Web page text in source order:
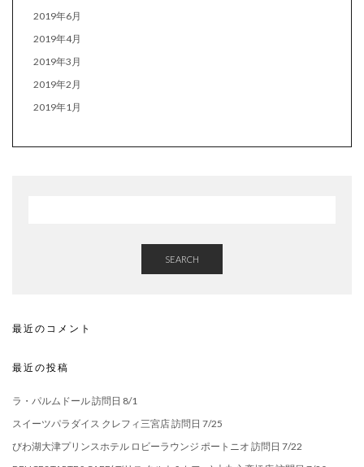
2019年6月
2019年4月
2019年3月
2019年2月
2019年1月
SEARCH
最近のコメント
最近の投稿
ラ・パルムドール 訪問日 8/1
スイーツパラダイス クレフィ三宮店 訪問日 7/25
びわ湖大津プリンスホテル ロビーラウンジ ポートニオ 訪問日 7/22